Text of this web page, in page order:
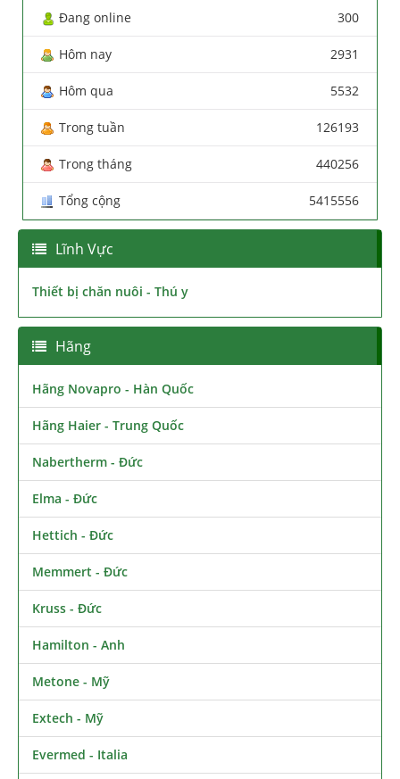
Đang online 300
Hôm nay 2931
Hôm qua 5532
Trong tuần 126193
Trong tháng 440256
Tổng cộng 5415556
Lĩnh Vực
Thiết bị chăn nuôi - Thú y
Hãng
Hãng Novapro - Hàn Quốc
Hãng Haier - Trung Quốc
Nabertherm - Đức
Elma - Đức
Hettich - Đức
Memmert - Đức
Kruss - Đức
Hamilton - Anh
Metone - Mỹ
Extech - Mỹ
Evermed - Italia